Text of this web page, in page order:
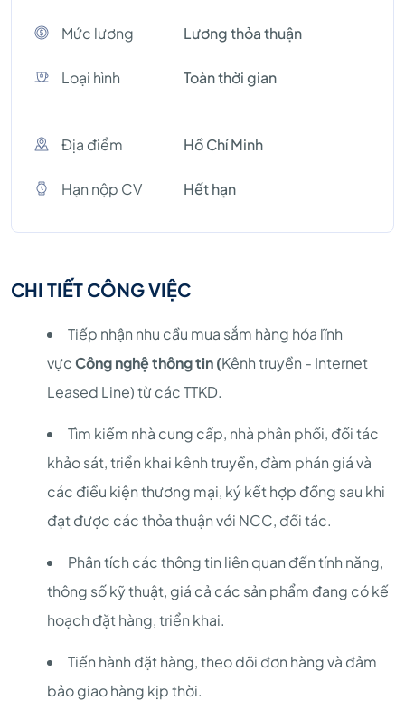
Mức lương Lương thỏa thuận
Loại hình Toàn thời gian
Địa điểm Hồ Chí Minh
Hạn nộp CV Hết hạn
CHI TIẾT CÔNG VIỆC
Tiếp nhận nhu cầu mua sắm hàng hóa lĩnh
vựcCông nghệ thông tin (Kênh truyền - Internet
Leased Line) từ các TTKD.
Tìm kiếm nhà cung cấp, nhà phân phối, đối tác
khảo sát, triển khai kênh truyền, đàm phán giá và
các điều kiện thương mại, ký kết hợp đồng sau khi
đạt được các thỏa thuận với NCC, đối tác.
Phân tích các thông tin liên quan đến tính năng,
thông số kỹ thuật, giá cả các sản phẩm đang có kế
hoạch đặt hàng, triển khai.
Tiến hành đặt hàng, theo dõi đơn hàng và đảm
bảo giao hàng kịp thời.